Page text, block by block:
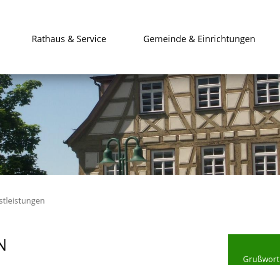
Rathaus & Service Gemeinde & Einrichtungen